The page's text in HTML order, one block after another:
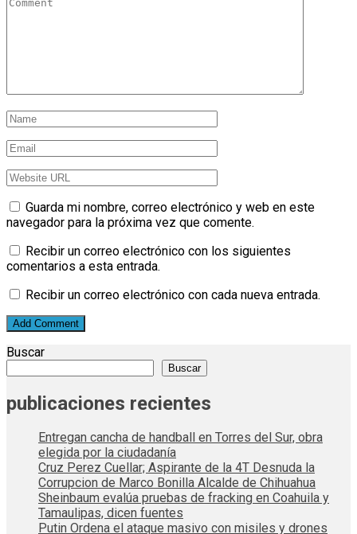
Guarda mi nombre, correo electrónico y web en este
navegador para la próxima vez que comente.
Recibir un correo electrónico con los siguientes
comentarios a esta entrada.
Recibir un correo electrónico con cada nueva entrada.
Buscar
Buscar
publicaciones recientes
Entregan cancha de handball en Torres del Sur, obra
elegida por la ciudadanía
Cruz Perez Cuellar; Aspirante de la 4T Desnuda la
Corrupcion de Marco Bonilla Alcalde de Chihuahua
Sheinbaum evalúa pruebas de fracking en Coahuila y
Tamaulipas, dicen fuentes
Putin Ordena el ataque masivo con misiles y drones